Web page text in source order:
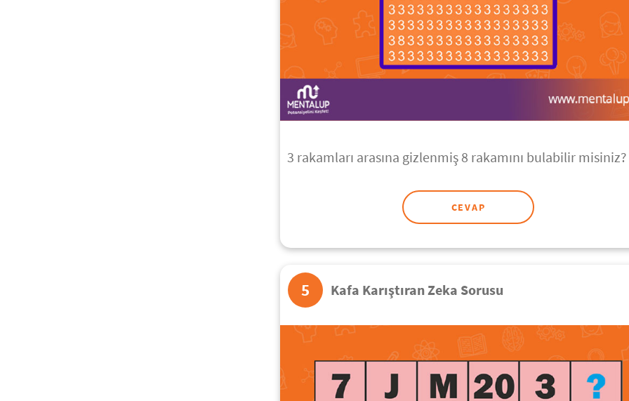
3 rakamları arasına gizlenmiş 8 rakamını bulabilir misiniz?
CEVAP
5 Kafa Karıştıran Zeka Sorusu